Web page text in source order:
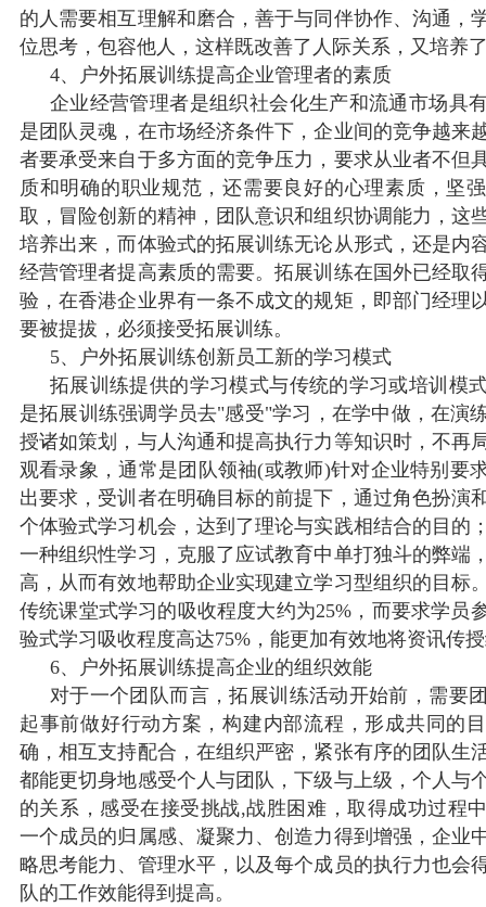
的人需要相互理解和磨合，善于与同伴协作、沟通，
位思考，包容他人，这样既改善了人际关系，又培养
4、户外拓展训练提高企业管理者的素质
企业经营管理者是组织社会化生产和流通市场具
是团队灵魂，在市场经济条件下，企业间的竞争越来
者要承受来自于多方面的竞争压力，要求从业者不但
质和明确的职业规范，还需要良好的心理素质，坚
取，冒险创新的精神，团队意识和组织协调能力，这
培养出来，而体验式的拓展训练无论从形式，还是内
经营管理者提高素质的需要。拓展训练在国外已经取
验，在香港企业界有一条不成文的规矩，即部门经理
要被提拔，必须接受拓展训练。
5、户外拓展训练创新员工新的学习模式
拓展训练提供的学习模式与传统的学习或培训模
是拓展训练强调学员去"感受"学习，在学中做，在演
授诸如策划，与人沟通和提高执行力等知识时，不再
观看录象，通常是团队领袖(或教师)针对企业特别要
出要求，受训者在明确目标的前提下，通过角色扮演
个体验式学习机会，达到了理论与实践相结合的目的
一种组织性学习，克服了应试教育中单打独斗的弊端
高，从而有效地帮助企业实现建立学习型组织的目标
传统课堂式学习的吸收程度大约为25%，而要求学员
验式学习吸收程度高达75%，能更加有效地将资讯传
6、户外拓展训练提高企业的组织效能
对于一个团队而言，拓展训练活动开始前，需要
起事前做好行动方案，构建内部流程，形成共同的
确，相互支持配合，在组织严密，紧张有序的团队生
都能更切身地感受个人与团队，下级与上级，个人与
的关系，感受在接受挑战,战胜困难，取得成功过程
一个成员的归属感、凝聚力、创造力得到增强，企业
略思考能力、管理水平，以及每个成员的执行力也会
队的工作效能得到提高。